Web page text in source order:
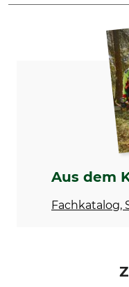
Modellbezeichnung
Akku-Nagler NFR 18
Aus dem
Fachkatalog,